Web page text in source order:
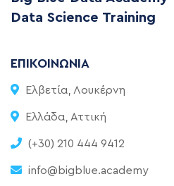
Data Science Training
ΕΠΙΚΟΙΝΩΝΊΑ
Ελβετία, Λουκέρνη
Ελλάδα, Αττική
(+30) 210 444 9412
info@bigblue.academy